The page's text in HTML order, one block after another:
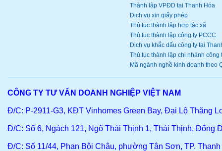
Thành lập VPĐD tại Thanh Hóa
Dịch vụ xin giấy phép
Thủ tục thành lập hợp tác xã
Thủ tục thành lập công ty PCCC
Dịch vụ khắc dấu công ty tại
Thủ tục thành lập chi nhánh công
Mã ngành nghề kinh doanh theo
CÔNG TY TƯ VẤN DOANH NGHIỆP VIỆT NAM
Đ/C: P-2911-G3, KĐT Vinhomes Green Bay, Đại Lộ Thăng
Đ/C: Số 6, Ngách 121, Ngõ Thái Thịnh 1, Thái Thịnh, Đống
Đ/C: Số 11/44, Phan Bội Châu, phường Tân Sơn, TP.